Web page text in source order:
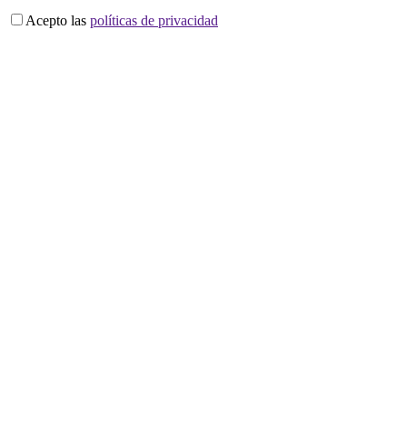
Acepto las políticas de privacidad